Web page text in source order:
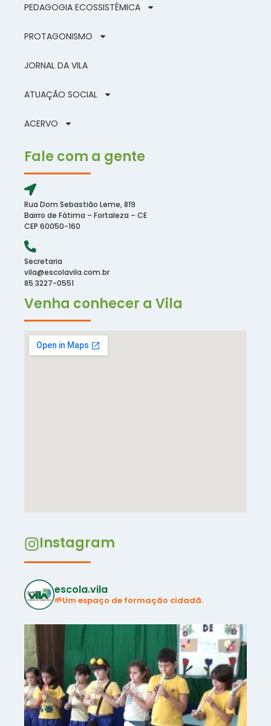
PEDAGOGIA ECOSSISTÊMICA
PROTAGONISMO
JORNAL DA VILA
ATUAÇÃO SOCIAL
ACERVO
Fale com a gente
Rua Dom Sebastião Leme, 819
Bairro de Fátima – Fortaleza – CE
CEP 60050-160
Secretaria
vila@escolavila.com.br
85 3227-0551
Venha conhecer a Vila
Instagram
escola.vila
🌱Um espaço de formação cidadã.